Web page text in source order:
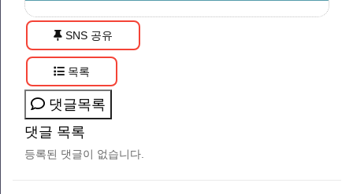
SNS 공유
목록
댓글목록
댓글 목록
등록된 댓글이 없습니다.